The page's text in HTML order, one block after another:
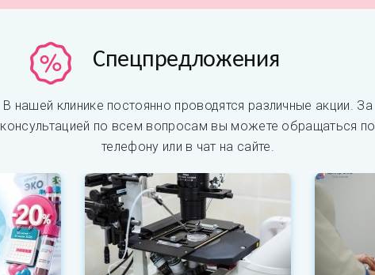
Спецпредложения
В нашей клинике постоянно проводятся различные акции. За
консультацией по всем вопросам вы можете обращаться по
телефону или в чат на сайте.